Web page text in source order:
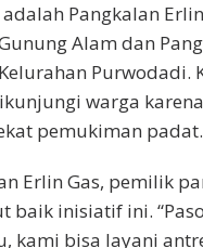
Pangkalan
Alam dan
Purwodadi.
warga
pemukiman padat.
Erlin Gas, pemilik
baik inisiatif ini.
kami bisa layani